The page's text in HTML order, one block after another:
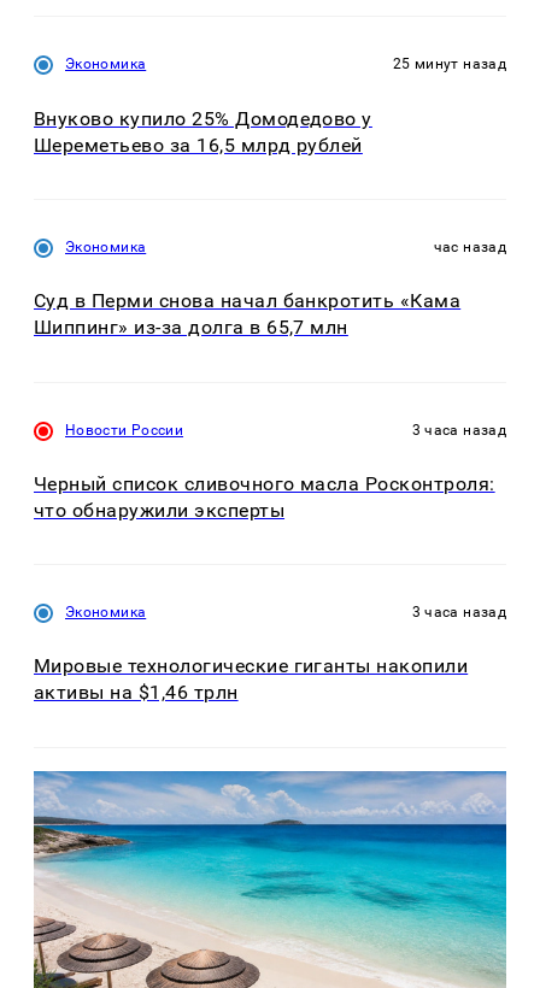
Экономика 25 минут назад
Внуково купило 25% Домодедово у
Шереметьево за 16,5 млрд рублей
Экономика час назад
Суд в Перми снова начал банкротить «Кама
Шиппинг» из-за долга в 65,7 млн
Новости России 3 часа назад
Черный список сливочного масла Росконтроля:
что обнаружили эксперты
Экономика 3 часа назад
Мировые технологические гиганты накопили
активы на $1,46 трлн